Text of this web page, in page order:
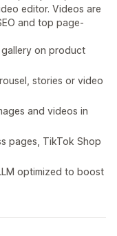
editor. Videos are
and top page-
gallery on product
stories or video
and videos in
pages, TikTok Shop
optimized to boost